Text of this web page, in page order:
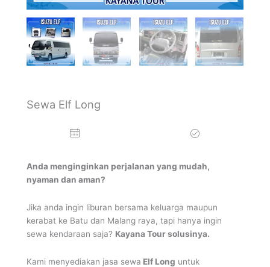
Sewa Elf Long
Anda menginginkan perjalanan yang mudah,
nyaman dan aman?
Jika anda ingin liburan bersama keluarga maupun
kerabat ke Batu dan Malang raya, tapi hanya ingin
sewa kendaraan saja? Kayana Tour solusinya.
Kami menyediakan jasa sewa Elf Long untuk
Tour Raja Ampat
Mancanegara